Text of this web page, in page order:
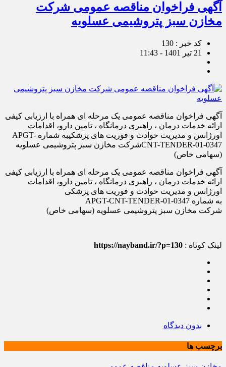
آگهی فراخوان مناقصه عمومی شرکت
مخازن سبز پتروشیمی عسلویه
کد خبر : 130
21 تیر 1401 - 11:43
آگهی فراخوان مناقصه عمومی یک مرحله ای همراه با ارزیابی کیفی
ارائه خدمات درمان ، راهبری درمانگاه ، تامین دارو، اقدامات
اورژانس و مدیریت حوادث و فوریت های پزشکیبه شماره APGT-
CNT-TENDER-01-0347شرکت مخازن سبز پتروشیمی عسلویه
(سهامی خاص)
آگهی فراخوان مناقصه عمومی یک مرحله ای همراه با ارزیابی کیفی
ارائه خدمات درمان ، راهبری درمانگاه ، تامین دارو، اقدامات
اورژانس و مدیریت حوادث و فوریت های پزشکی
به شماره APGT-CNT-TENDER-01-0347
شرکت مخازن سبز پتروشیمی عسلویه (سهامی خاص)
لینک کوتاه : https://nayband.ir/?p=130
بدون دیدگاه
برچسب ها